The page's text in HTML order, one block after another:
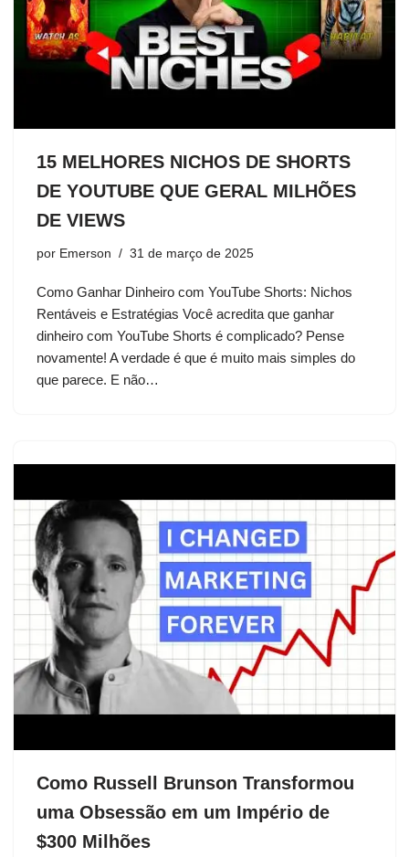
15 MELHORES NICHOS DE SHORTS
DE YOUTUBE QUE GERAL MILHÕES
DE VIEWS
por Emerson 31 de março de 2025
Como Ganhar Dinheiro com YouTube Shorts: Nichos
Rentáveis e Estratégias Você acredita que ganhar
dinheiro com YouTube Shorts é complicado? Pense
novamente! A verdade é que é muito mais simples do
que parece. E não…
Como Russell Brunson Transformou
uma Obsessão em um Império de
$300 Milhões